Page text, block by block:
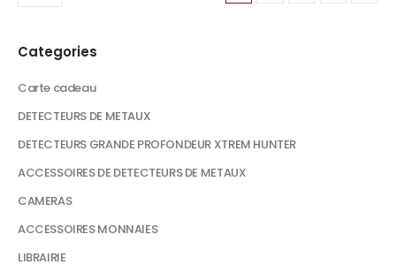
Categories
Carte cadeau
DETECTEURS DE METAUX
DETECTEURS GRANDE PROFONDEUR XTREM HUNTER
ACCESSOIRES DE DETECTEURS DE METAUX
CAMERAS
ACCESSOIRES MONNAIES
LIBRAIRIE